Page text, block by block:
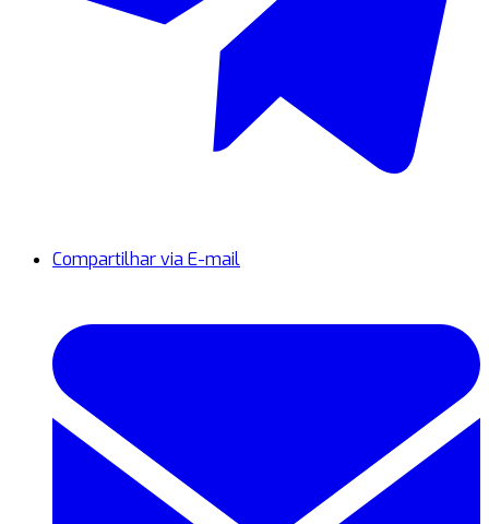
Compartilhar via E-mail